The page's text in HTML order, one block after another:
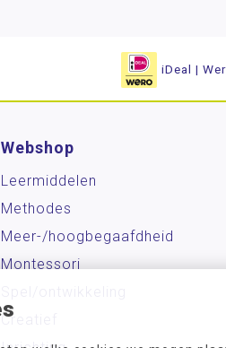
iDeal |
Webshop
Leermiddelen
Methodes
Meer-/hoog­begaafdheid
Montessori
Creatief